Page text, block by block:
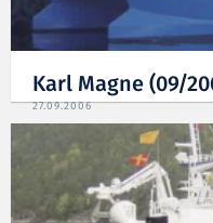
Karl Magne (09/
27.09.2006